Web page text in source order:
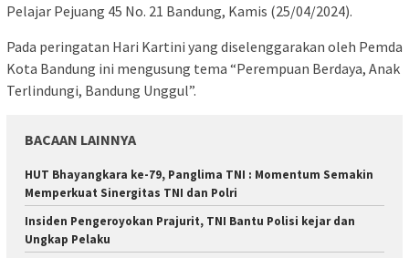
Pelajar Pejuang 45 No. 21 Bandung, Kamis (25/04/2024).
Pada peringatan Hari Kartini yang diselenggarakan oleh Pemda
Kota Bandung ini mengusung tema “Perempuan Berdaya, Anak
Terlindungi, Bandung Unggul”.
BACAAN LAINNYA
HUT Bhayangkara ke-79, Panglima TNI : Momentum Semakin
Memperkuat Sinergitas TNI dan Polri
Insiden Pengeroyokan Prajurit, TNI Bantu Polisi kejar dan
Ungkap Pelaku